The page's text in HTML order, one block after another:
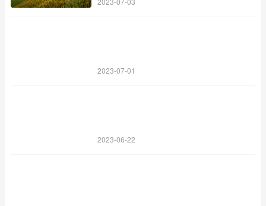
2023-07-01
2023-06-22